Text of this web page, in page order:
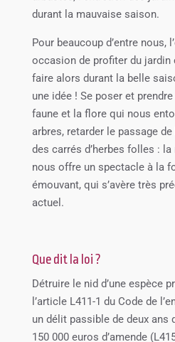
durant la mauvaise saison.
Pour beaucoup d’entre nous,
occasion de profiter du jardin
faire alors durant la belle
une idée ! Se poser et
faune et la flore qui nous
arbres, retarder le passage
des carrés d’herbes folles : la
nous offre un spectacle à la
émouvant, qui s’avère très
actuel.
Que dit la loi ?
Détruire le nid d’une espèce
l’article L411-1 du Code de
un délit passible de deux ans
150 000 euros d’amende